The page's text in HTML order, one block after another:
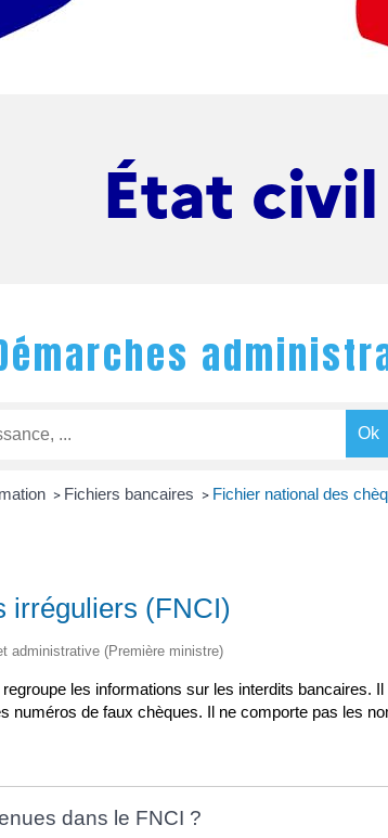
État civil
> Fichiers bancaires > Fichier national des
irréguliers (FNCI)
administrative (Première ministre)
les informations sur les interdits bancaires.
numéros de faux chèques. Il ne comporte pas les
dans le FNCI ?